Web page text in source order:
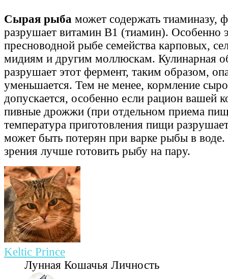
Сырая рыба может содержать тиаминазу,
разрушает витамин В1 (тиамин). Особенно
пресноводной рыбе семейства карповых,
мидиям и другим моллюскам. Кулинарная
разрушает этот фермент, таким образом,
уменьшается. Тем не менее, кормление
допускается, особенно если рацион вашей
пивные дрожжи (при отдельном приема
температура приготовления пищи
может быть потерян при варке рыбы в воде.
зрения лучше готовить рыбу на пару.
Keltic Prince
Лунная Кошачья Личность